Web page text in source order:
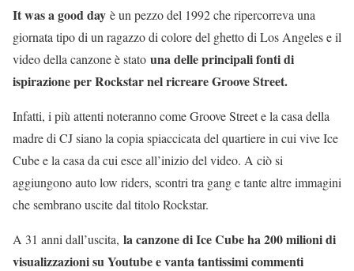
It was a good day è un pezzo del 1992 che ripercorreva una
giornata tipo di un ragazzo di colore del ghetto di Los Angeles e il
video della canzone è stato una delle principali fonti di
ispirazione per Rockstar nel ricreare Groove Street.
Infatti, i più attenti noteranno come Groove Street e la casa della
madre di CJ siano la copia spiaccicata del quartiere in cui vive Ice
Cube e la casa da cui esce all’inizio del video. A ciò si
aggiungono auto low riders, scontri tra gang e tante altre immagini
che sembrano uscite dal titolo Rockstar.
A 31 anni dall’uscita, la canzone di Ice Cube ha 200 milioni di
visualizzazioni su Youtube e vanta tantissimi commenti